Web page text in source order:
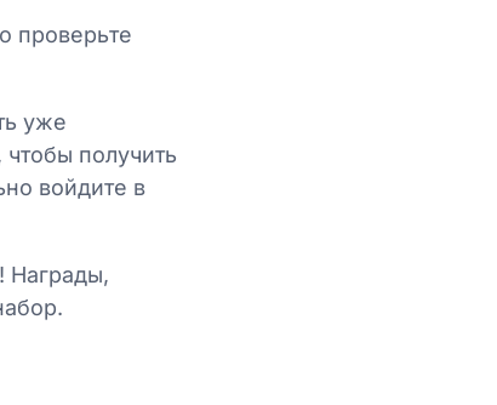
проверьте
уже
получить
войдите в
Награды,